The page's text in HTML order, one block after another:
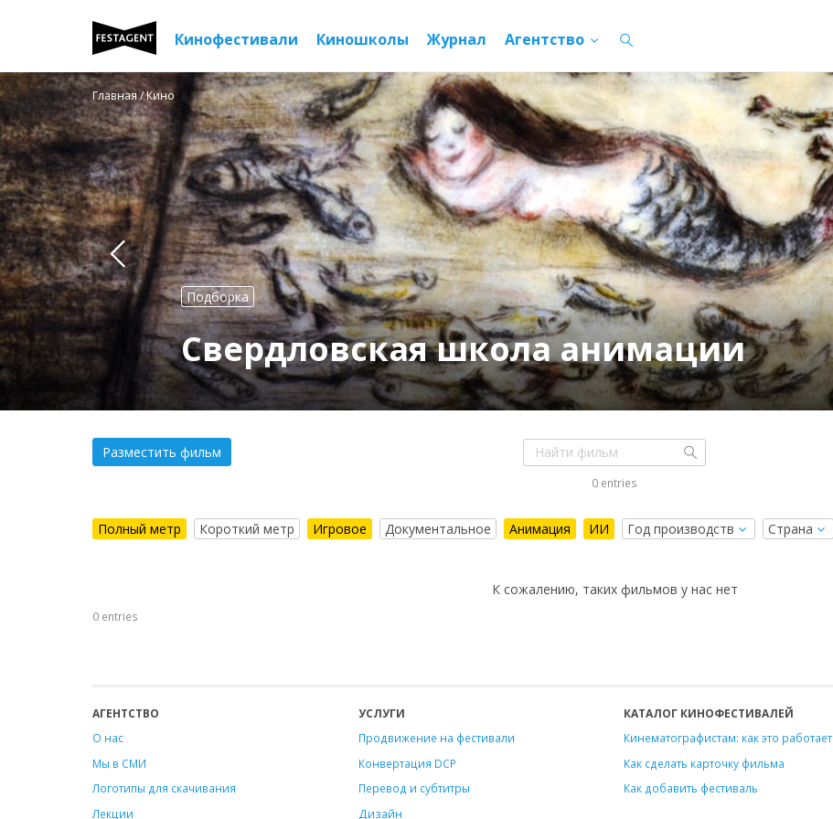
Кинофестивали Киношколы Журнал Агентство
Главная/ Кино
Подборка
Свердловская школа анимации
Разместить фильм
0 entries
Полный метр Короткий метр Игровое Документальное Анимация ИИ
К сожалению, таких фильмов у нас нет
0 entries
АГЕНТСТВО
О нас
Мы в СМИ
Логотипы для скачивания
Лекции
УСЛУГИ
Продвижение на фестивали
Конвертация DCP
Перевод и субтитры
Дизайн
КАТАЛОГ КИНОФЕСТИВАЛЕЙ
Кинематографистам: как это работает
Как сделать карточку фильма
Как добавить фестиваль